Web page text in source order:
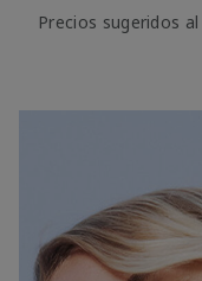
Precios sugeridos